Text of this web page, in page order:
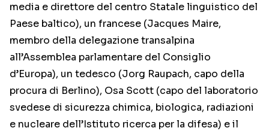
media e direttore del centro Statale linguistico del
Paese baltico), un francese (Jacques Maire,
membro della delegazione transalpina
all’Assemblea parlamentare del Consiglio
d’Europa), un tedesco (Jorg Raupach, capo della
procura di Berlino), Osa Scott (capo del laboratorio
svedese di sicurezza chimica, biologica, radiazioni
e nucleare dell’Istituto ricerca per la difesa) e il